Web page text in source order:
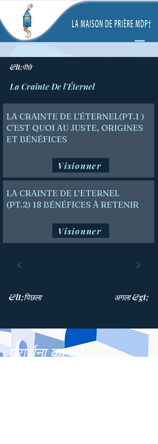
&lt;पीछे
La Crainte De l'Éternel
LA CRAINTE DE L'ÉTERNEL(PT.1 )
C'EST QUOI AU JUSTE, ORIGINES
ET BÉNÉFICES
Visionner
LA CRAINTE DE L’ETERNEL
(PT.2) 18 BÉNÉFICES À RETENIR
Visionner
&lt;पिछला अगला &gt;
प्रार्थना का घर